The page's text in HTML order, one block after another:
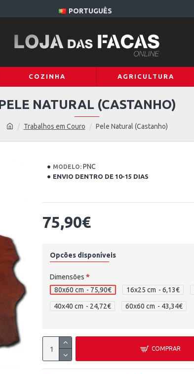
PORTUGUÊS
COZINHA AGRICULTURA
Trabalhos em Couro Pele Natural (Castanho)
NATURAL (CASTANHO)
MODELO: PNC
ENVIO DENTRO DE 10-15 DIAS
75,90€
Opcões disponíveis
Dimensões
80x60 cm - 75,90€ 16x25 cm - 6,13€
40x40 cm - 24,72€ 60x60 cm - 43,34€
COMPRAR